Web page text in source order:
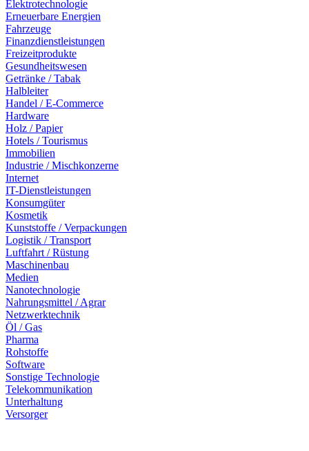
Elektrotechnologie
Erneuerbare Energien
Fahrzeuge
Finanzdienstleistungen
Freizeitprodukte
Gesundheitswesen
Getränke / Tabak
Halbleiter
Handel / E-Commerce
Hardware
Holz / Papier
Hotels / Tourismus
Immobilien
Industrie / Mischkonzerne
Internet
IT-Dienstleistungen
Konsumgüter
Kosmetik
Kunststoffe / Verpackungen
Logistik / Transport
Luftfahrt / Rüstung
Maschinenbau
Medien
Nanotechnologie
Nahrungsmittel / Agrar
Netzwerktechnik
Öl / Gas
Pharma
Rohstoffe
Software
Sonstige Technologie
Telekommunikation
Unterhaltung
Versorger